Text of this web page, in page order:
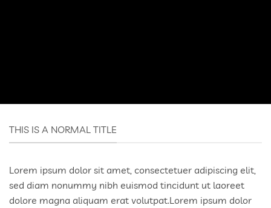
THIS IS A NORMAL TITLE
Lorem ipsum dolor sit amet, consectetuer adipiscing elit,
sed diam nonummy nibh euismod tincidunt ut laoreet
dolore magna aliquam erat volutpat.Lorem ipsum dolor